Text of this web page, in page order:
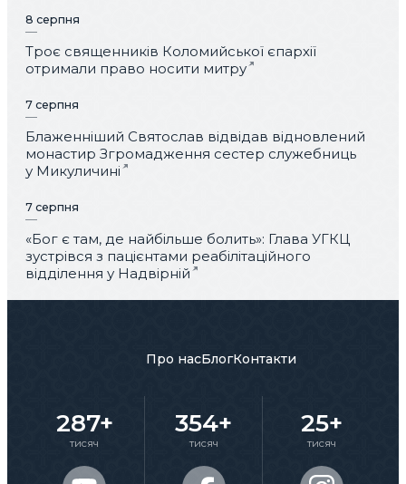
8 серпня
Троє священників Коломийської єпархії
отримали право носити митру
7 серпня
Блаженніший Святослав відвідав відновлений
монастир Згромадження сестер служебниць
у Микуличині
7 серпня
«Бог є там, де найбільше болить»: Глава УГКЦ
зустрівся з пацієнтами реабілітаційного
відділення у Надвірній
Про насБлогКонтакти
287+
тисяч
354+
тисяч
25+
тисяч